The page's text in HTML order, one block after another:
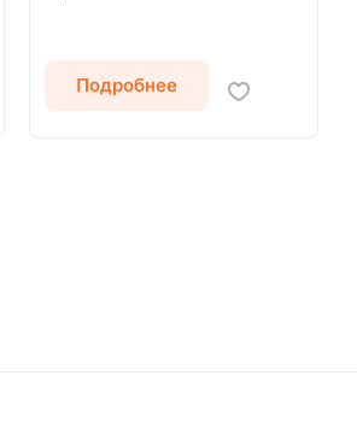
Подробнее